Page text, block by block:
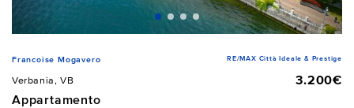
Francoise Mogavero RE/MAX Città Ideale & Prestige
Verbania, VB
3.200€
Appartamento